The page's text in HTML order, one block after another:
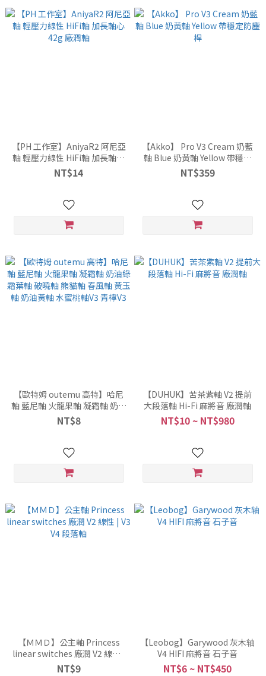
【PH 工作室】AniyaR2 阿尼亞
軸 輕壓力線性 HiFi軸 加長軸心
42g 廠潤軸
NT$14
【Akko】 Pro V3 Cream 奶藍
軸 Blue 奶黃軸 Yellow 帶穩定
防塵桿
NT$359
【歐特姆 outemu 高特】哈尼
軸 藍尼軸 火龍果軸 凝霜軸 奶油
綠 霜葉軸 破曉軸 熊貓軸 春風軸
黃玉軸 奶油黃軸 水蜜桃軸V3 青
NT$8
【DUHUK】苦茶紫軸 V2 提前
大段落軸 Hi-Fi 麻將音 廠潤軸
NT$10 ~ NT$980
【ＭＭＤ】公主軸 Princess
linear switches 廠潤 V2 線性 |
V3 V4 段落軸
NT$9
【Leobog】Garywood 灰木轴
V4 HIFI 麻將音 石子音
NT$6 ~ NT$450